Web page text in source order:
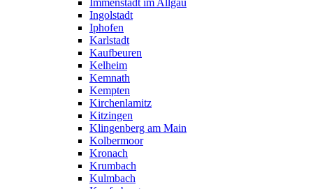
Immenstadt im Allgäu
Ingolstadt
Iphofen
Karlstadt
Kaufbeuren
Kelheim
Kemnath
Kempten
Kirchenlamitz
Kitzingen
Klingenberg am Main
Kolbermoor
Kronach
Krumbach
Kulmbach